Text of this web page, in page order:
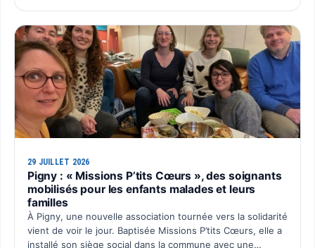
29 JUILLET 2026
Pigny : « Missions P’tits Cœurs », des soignants
mobilisés pour les enfants malades et leurs
familles
À Pigny, une nouvelle association tournée vers la solidarité
vient de voir le jour. Baptisée Missions P’tits Cœurs, elle a
installé son siège social dans la commune avec une